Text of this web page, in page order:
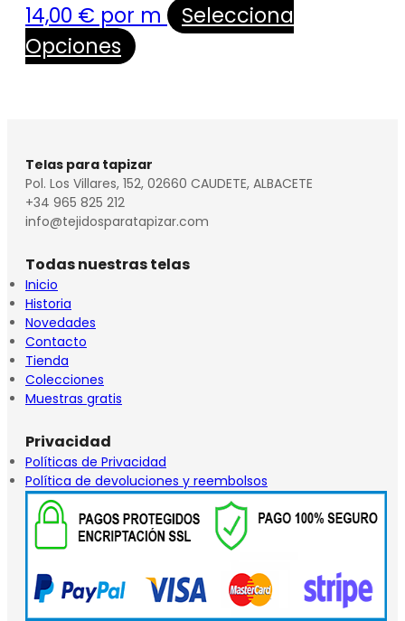
14,00 € por m
Selecciona
Opciones
Telas para tapizar
Pol. Los Villares, 152, 02660 CAUDETE, ALBACETE
+34 965 825 212
info@tejidosparatapizar.com
Todas nuestras telas
Inicio
Historia
Novedades
Contacto
Tienda
Colecciones
Muestras gratis
Privacidad
Políticas de Privacidad
Política de devoluciones y reembolsos